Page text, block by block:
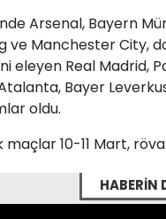
Arsenal, Bayern
ve Manchester City,
eleyen Real Madrid,
Bayer
oldu.
maçlar 10-11 Mart,
HABERİN